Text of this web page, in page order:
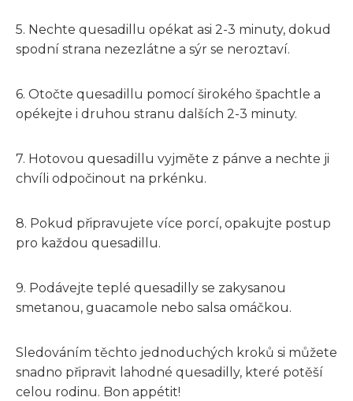
5. Nechte quesadillu opékat asi 2-3 minuty, dokud
spodní strana nezezlátne a sýr se neroztaví.
6. Otočte quesadillu pomocí širokého špachtle a
opékejte i druhou stranu dalších 2-3 minuty.
7. Hotovou quesadillu vyjměte z pánve a nechte ji
chvíli odpočinout na prkénku.
8. Pokud připravujete více porcí, opakujte postup
pro každou quesadillu.
9. Podávejte teplé quesadilly se zakysanou
smetanou, guacamole nebo salsa omáčkou.
Sledováním těchto jednoduchých kroků si můžete
snadno připravit lahodné quesadilly, které potěší
celou rodinu. Bon appétit!